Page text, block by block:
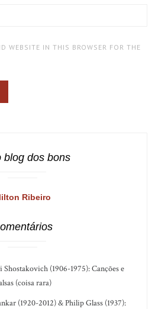
WEBSITE IN THIS BROWSER FOR THE
blog dos bons
Ribeiro
(1906-1975): Canções e
(coisa rara)
(1920-2012) & Philip Glass (1937):